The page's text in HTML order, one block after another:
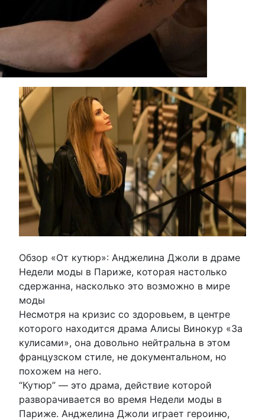
Обзор «От кутюр»: Анджелина Джоли в драме
Недели моды в Париже, которая настолько
сдержанна, насколько это возможно в мире
моды
Несмотря на кризис со здоровьем, в центре
которого находится драма Алисы Винокур «За
кулисами», она довольно нейтральна в этом
французском стиле, не документальном, но
похожем на него.
“Кутюр” — это драма, действие которой
разворачивается во время Недели моды в
Париже. Анджелина Джоли играет героиню,